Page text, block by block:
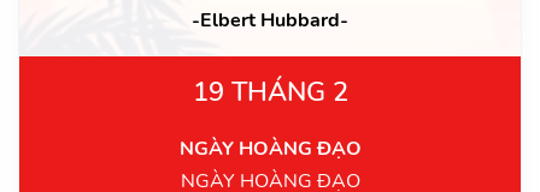
-Elbert Hubbard-
19 THÁNG 2
NGÀY HOÀNG ĐẠO
NGÀY HOÀNG ĐẠO